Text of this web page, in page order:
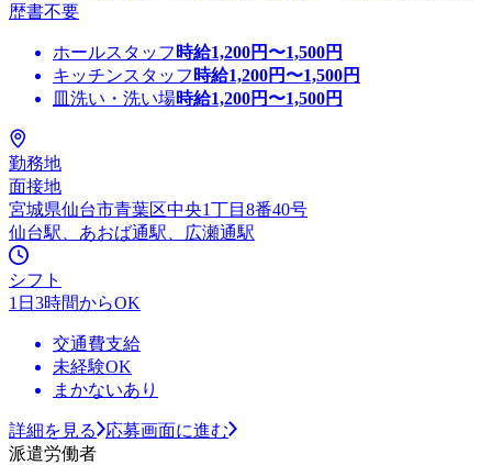
歴書不要
ホールスタッフ 時給1,200円〜1,500円
キッチンスタッフ 時給1,200円〜1,500円
皿洗い・洗い場時給1,200円〜1,500円
勤務地
面接地
宮城県仙台市青葉区中央1丁目8番40号
仙台駅、あおば通駅、広瀬通駅
シフト
1日3時間からOK
交通費支給
未経験OK
まかないあり
詳細を見る
応募画面に進む
派遣労働者